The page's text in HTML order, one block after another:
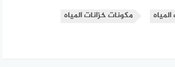
مكونات خزانات المياه